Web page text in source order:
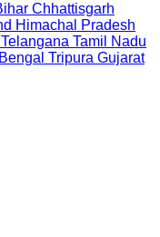
Chhattisgarh
Himachal Pradesh
Telangana Tamil Nadu
Tripura Gujarat